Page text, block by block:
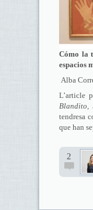
Cómo la
espacios
Alba
L’article
Blandito,
tendresa
que han
2